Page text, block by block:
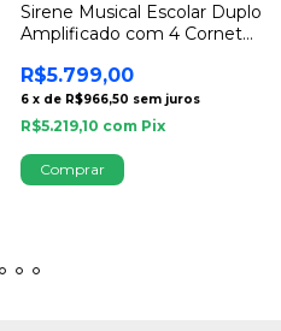
Sirene Musical Escolar Duplo
Amplificado com 4 Cornetas
R$5.799,00
6 x de R$966,50 sem juros
R$5.219,10 com Pix